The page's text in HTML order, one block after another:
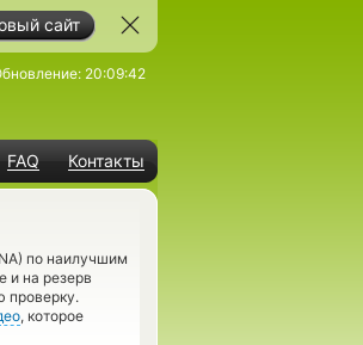
сайт
FAQ Контакты
20:09:42
по наилучшим
и на резерв
проверку.
, которое